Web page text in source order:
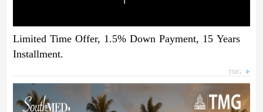
Limited Time Offer, 1.5% Down Payment, 15 Years
Installment.
TMG